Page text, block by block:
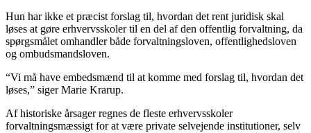
Hun har ikke et præcist forslag til, hvordan det rent juridisk skal
løses at gøre erhvervsskoler til en del af den offentlig forvaltning, da
spørgsmålet omhandler både forvaltningsloven, offentlighedsloven
og ombudsmandsloven.
“Vi må have embedsmænd til at komme med forslag til, hvordan det
løses,” siger Marie Krarup.
Af historiske årsager regnes de fleste erhvervsskoler
forvaltningsmæssigt for at være private selvejende institutioner, selv